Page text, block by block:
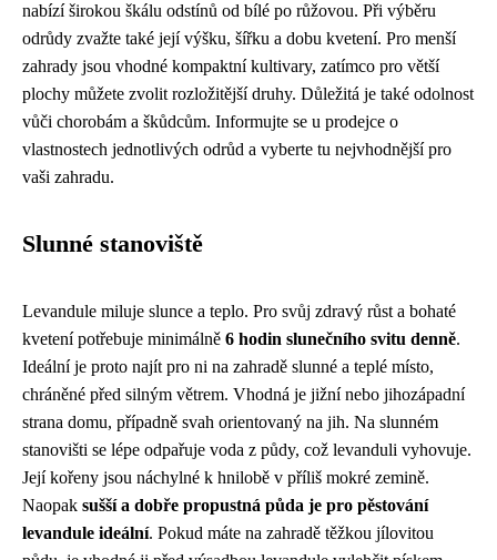
nabízí širokou škálu odstínů od bílé po růžovou. Při výběru
odrůdy zvažte také její výšku, šířku a dobu kvetení. Pro menší
zahrady jsou vhodné kompaktní kultivary, zatímco pro větší
plochy můžete zvolit rozložitější druhy. Důležitá je také odolnost
vůči chorobám a škůdcům. Informujte se u prodejce o
vlastnostech jednotlivých odrůd a vyberte tu nejvhodnější pro
vaši zahradu.
Slunné stanoviště
Levandule miluje slunce a teplo. Pro svůj zdravý růst a bohaté
kvetení potřebuje minimálně 6 hodin slunečního svitu denně.
Ideální je proto najít pro ni na zahradě slunné a teplé místo,
chráněné před silným větrem. Vhodná je jižní nebo jihozápadní
strana domu, případně svah orientovaný na jih. Na slunném
stanovišti se lépe odpařuje voda z půdy, což levanduli vyhovuje.
Její kořeny jsou náchylné k hnilobě v příliš mokré zemině.
Naopak sušší a dobře propustná půda je pro pěstování
levandule ideální. Pokud máte na zahradě těžkou jílovitou